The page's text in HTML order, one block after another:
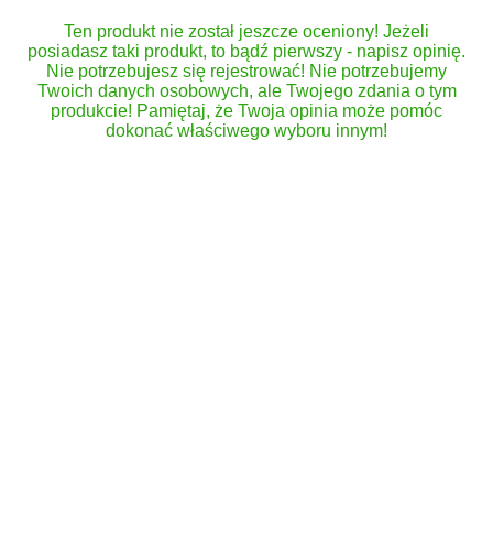
Ten produkt nie został jeszcze oceniony! Jeżeli
posiadasz taki produkt, to bądź pierwszy - napisz opinię.
Nie potrzebujesz się rejestrować! Nie potrzebujemy
Twoich danych osobowych, ale Twojego zdania o tym
produkcie! Pamiętaj, że Twoja opinia może pomóc
dokonać właściwego wyboru innym!